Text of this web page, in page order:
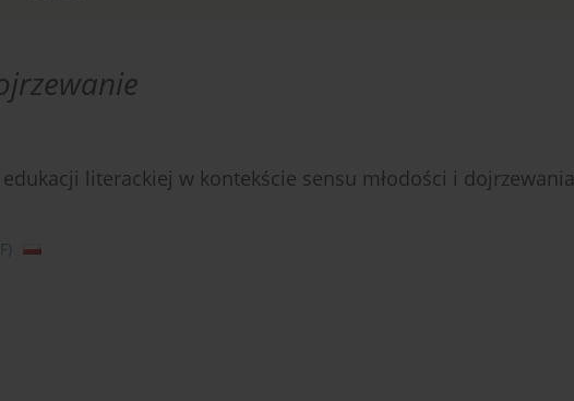
literackiej w kontekście sensu młodości i dojrzewania